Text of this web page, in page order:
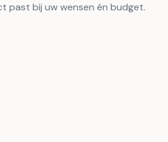
past bij uw wensen én budget.